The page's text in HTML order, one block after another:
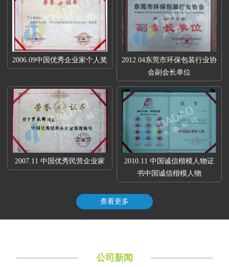
护授权系统的基本要求》起草单位。
2006.09中国优秀企业家个人奖
2012.04东莞市环保包装行业协
会副会长单位
2007.11 中国优秀民营企业家
2010.11 中国诚信楷模人物证
书中国诚信楷模人物
查看更多
公司新闻